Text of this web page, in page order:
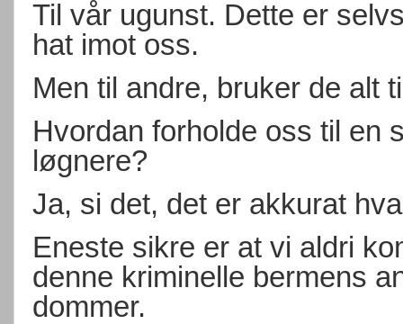
Til vår ugunst. Dette er
hat imot oss.
Men til andre, bruker de alt
Hvordan forholde oss til en
løgnere?
Ja, si det, det er akkurat
Eneste sikre er at vi aldri
denne kriminelle bermens
dommer.